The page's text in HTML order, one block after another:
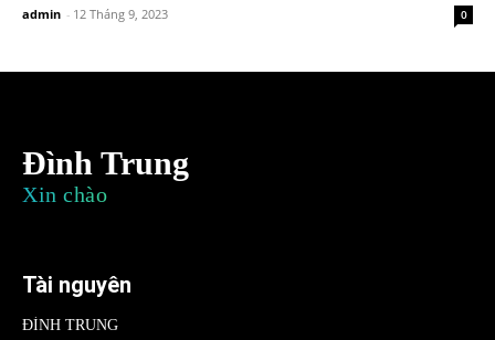
admin - 12 Tháng 9, 2023 0
Đình Trung
Xin chào
Tài nguyên
ĐÌNH TRUNG